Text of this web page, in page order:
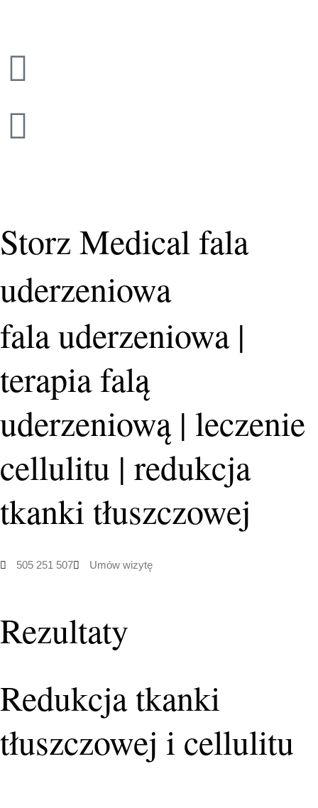
Storz Medical fala
uderzeniowa
fala uderzeniowa |
terapia falą
uderzeniową | leczenie
cellulitu | redukcja
tkanki tłuszczowej
505 251 507 Umów wizytę
Rezultaty
Redukcja tkanki
tłuszczowej i cellulitu